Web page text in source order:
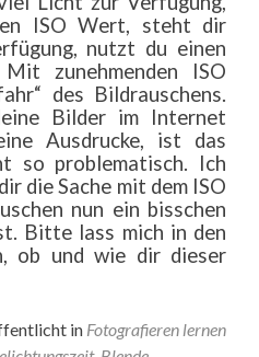
ISO Wert, steht dir
nutzt du einen
zunehmenden ISO
des Bildrauschens.
Bilder im Internet
Ausdrucke, ist das
so problematisch. Ich
die Sache mit dem ISO
nun ein bisschen
Bitte lass mich in den
ob und wie dir dieser
in Fotografieren lernen